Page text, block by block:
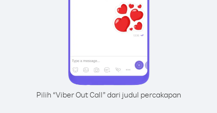
Pilih “Viber Out Call” dari judul percakapan